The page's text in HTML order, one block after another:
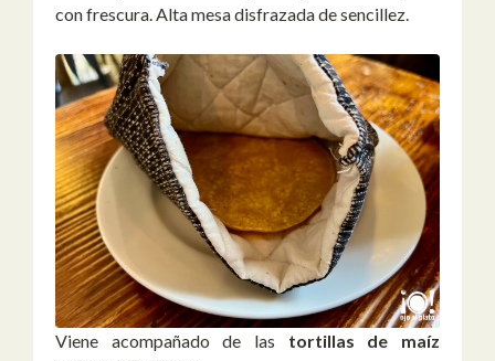
con frescura. Alta mesa disfrazada de sencillez.
Viene acompañado de las tortillas de maíz